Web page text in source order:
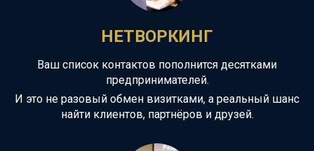
НЕТВОРКИНГ
Ваш список контактов пополнится десятками
предпринимателей.
И это не разовый обмен визитками, а реальный шанс
найти клиентов, партнёров и друзей.